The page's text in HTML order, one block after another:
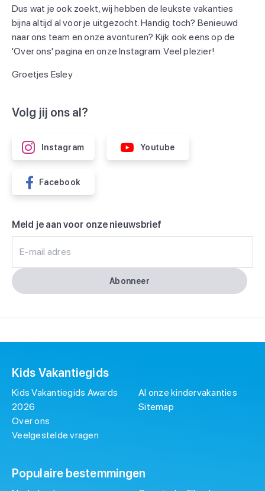
Dus wat je ook zoekt, wij hebben de leukste vakanties
bijna altijd al voor je uitgezocht. Handig toch? Benieuwd
naar ons team en onze avonturen? Kijk ook eens op de
'Over ons' pagina en onze Instagram. Veel plezier!
Groetjes Esley
Volg jij ons al?
Instagram Youtube
Facebook
Meld je aan voor onze nieuwsbrief
E-mail adres
Abonneer
Kids Vakantiegids
Kids Vakantiegids Awards
2026
Over ons
Veelgestelde vragen
Al onze kindervakanties
Sitemap
Populaire bestemmingen